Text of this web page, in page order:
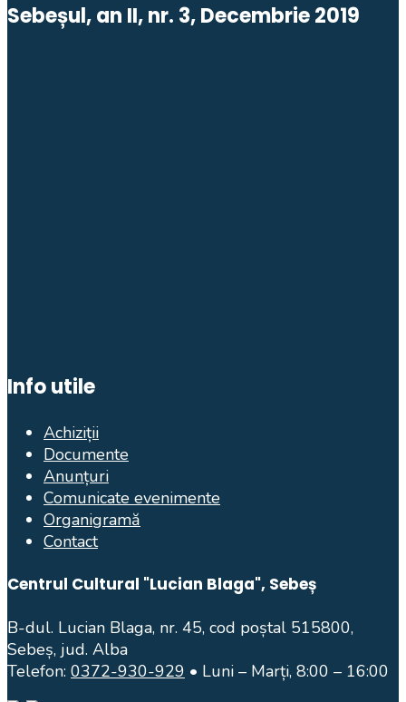
Sebeșul, an II, nr. 3, Decembrie 2019
Info utile
Achiziții
Documente
Anunțuri
Comunicate evenimente
Organigramă
Contact
Centrul Cultural "Lucian Blaga", Sebeș
B-dul. Lucian Blaga, nr. 45, cod poștal 515800,
Sebeș, jud. Alba
Telefon: 0372-930-929 • Luni – Marți, 8:00 – 16:00